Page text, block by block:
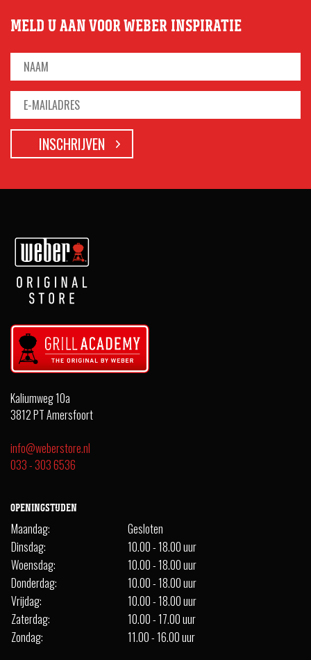
MELD U AAN VOOR WEBER INSPIRATIE
Kaliumweg 10a
3812 PT Amersfoort
info@weberstore.nl
033 - 303 6536
OPENINGSTIJDEN
Maandag:
Gesloten
Dinsdag:
10.00 - 18.00 uur
Woensdag:
10.00 - 18.00 uur
Donderdag:
10.00 - 18.00 uur
Vrijdag:
10.00 - 18.00 uur
Zaterdag:
10.00 - 17.00 uur
Zondag:
11.00 - 16.00 uur